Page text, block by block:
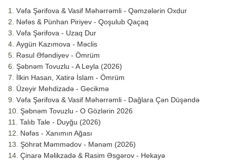
Vəfa Şərifova & Vasif Məhərrəmli - Qəmzələrin Oxdur
Nəfəs & Pünhan Piriyev - Qoşulub Qaçaq
Vəfa Şərifova - Uzaq Dur
Aygün Kazımova - Məclis
Rəsul Əfəndiyev - Ömrüm
Şəbnəm Tovuzlu - A Leyla (2026)
İlkin Hasan, Xatirə İslam - Ömrüm
Üzeyir Mehdizadə - Gecikmə
Vəfa Şərifova & Vasif Məhərrəmli - Dağlara Çən Düşəndə
Şəbnəm Tovuzlu - O Gözlərin 2026
Talıb Tale - Duyğu (2026)
Nəfəs - Xanımın Ağası
Şöhrət Məmmədov - Mənəm (2026)
Çinarə Məlikzadə & Rasim Əsgərov - Hekayə